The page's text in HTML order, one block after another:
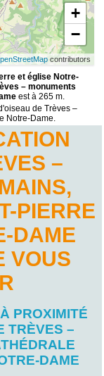
+
−
contributors
et église Notre-
– monuments
est à 265 m.
de Trèves –
Notre-Dame.
–
PIERRE
DAME
VOUS
PROXIMITÉ
TRÈVES –
DAME